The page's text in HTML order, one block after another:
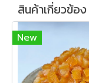
สินค้าเกี่ยวข้อง
New